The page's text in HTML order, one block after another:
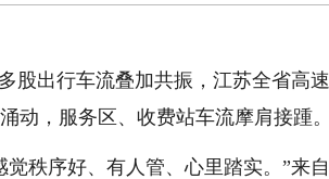
股出行车流叠加共振，江苏全省高
动，服务区、收费站车流摩肩接踵。
秩序好、有人管、心里踏实。”来